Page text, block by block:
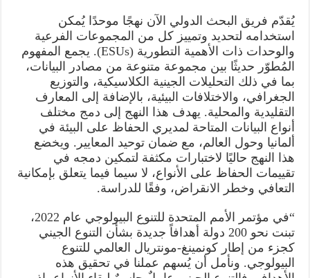
يُقدّم فريق البحث الدولي الآن نهجًا موحدًا يُمكن
استخدامه لتحديد وتمييز كل من المجموعات الفرعية
والوحدات ذات الأهمية التطورية (ESUs). يجمع المفهوم
المُطوّر حديثًا بين مجموعة متنوعة من مصادر البيانات،
بما في ذلك التحليلات الجينية الكلاسيكية، والتوزيع
الجغرافي، والاختلافات البيئية، بالإضافة إلى المعارف
التقليدية والمحلية. يهدف هذا النهج إلى دمج مختلف
أنواع البيانات المتاحة لمديري الحفاظ على البيئة في
ألمانيا وحول العالم، مع ضمان توحيد المعايير. ويخضع
هذا النهج حاليًا لاختبارات مكثفة لتمكين دمجه في
تقييمات الحفاظ على الأنواع، لا سيما فيما يتعلق بإمكانية
التعافي وخطر الانقراض، وفقًا للدراسة.
“في مؤتمر الأمم المتحدة للتنوع البيولوجي عام 2022،
تبنت نحو 200 دولة أهدافاً جديدة بشأن التنوع الجيني
كجزء من إطار كونمينغ-مونتريال العالمي للتنوع
البيولوجي. ونأمل أن يُسهم عملنا في تحقيق هذه